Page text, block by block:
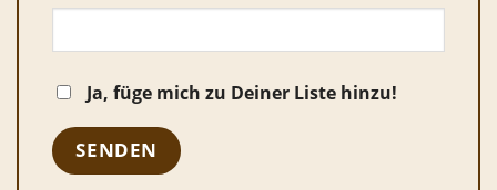
Ja, füge mich zu Deiner Liste hinzu!